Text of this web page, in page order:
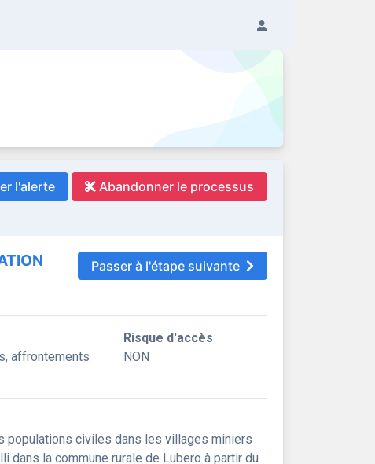
l'alerte Abandonner le processus
Passer à l'étape suivante
affrontements
Risque d'accès
NON
populations civiles dans les villages miniers
dans la commune rurale de Lubero à partir du